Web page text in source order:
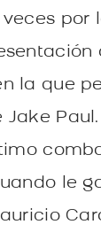
la que
le